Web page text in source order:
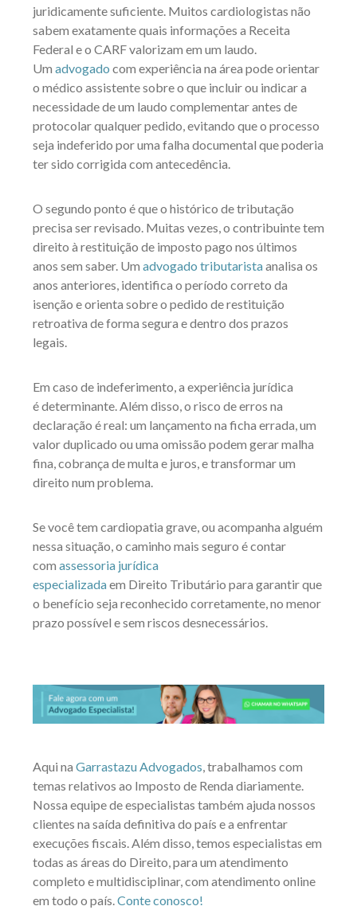
juridicamente suficiente. Muitos cardiologistas não
sabem exatamente quais informações a Receita
Federal e o CARF valorizam em um laudo.
Um advogado com experiência na área pode orientar
o médico assistente sobre o que incluir ou indicar a
necessidade de um laudo complementar antes de
protocolar qualquer pedido, evitando que o processo
seja indeferido por uma falha documental que poderia
ter sido corrigida com antecedência.
O segundo ponto é que o histórico de tributação
precisa ser revisado. Muitas vezes, o contribuinte tem
direito à restituição de imposto pago nos últimos
anos sem saber. Um advogado tributaristaanalisa os
anos anteriores, identifica o período correto da
isenção e orienta sobre o pedido de restituição
retroativa de forma segura e dentro dos prazos
legais.
Em caso de indeferimento, a experiência jurídica
é determinante. Além disso, o risco de erros na
declaração é real: um lançamento na ficha errada, um
valor duplicado ou uma omissão podem gerar malha
fina, cobrança de multa e juros, e transformar um
direito num problema.
Se você tem cardiopatia grave, ou acompanha alguém
nessa situação, o caminho mais seguro é contar
com assessoria jurídica
especializadaem Direito Tributário para garantir que
o benefício seja reconhecido corretamente, no menor
prazo possível e sem riscos desnecessários.
Aqui na Garrastazu Advogados , trabalhamos com
temas relativos ao Imposto de Renda diariamente.
Nossa equipe de especialistas também ajuda nossos
clientes na saída definitiva do país e a enfrentar
execuções fiscais. Além disso, temos especialistas em
todas as áreas do Direito, para um atendimento
completo e multidisciplinar, com atendimento online
em todo o país. Conte conosco!